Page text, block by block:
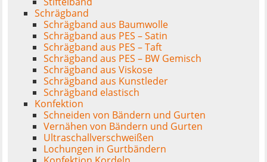
Schrägband
Schrägband aus Baumwolle
Schrägband aus PES – Satin
Schrägband aus PES – Taft
Schrägband aus PES – BW Gemisch
Schrägband aus Viskose
Schrägband aus Kunstleder
Schrägband elastisch
Konfektion
Schneiden von Bändern und Gurten
Vernähen von Bändern und Gurten
Ultraschallverschweißen
Lochungen in Gurtbändern